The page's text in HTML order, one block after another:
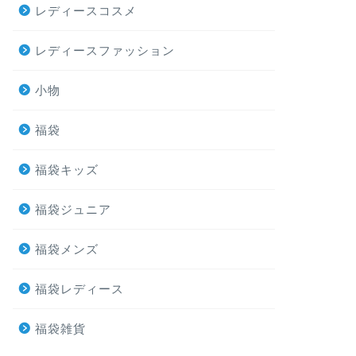
レディースコスメ
レディースファッション
小物
福袋
福袋キッズ
福袋ジュニア
福袋メンズ
福袋レディース
福袋雑貨